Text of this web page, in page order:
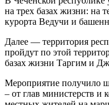
на трех базах жизни: на
курорта Ведучи и
Далее — территория
пройдут по этой
базах жизни Таргим и
Мероприятие получило
– от глав министерств и